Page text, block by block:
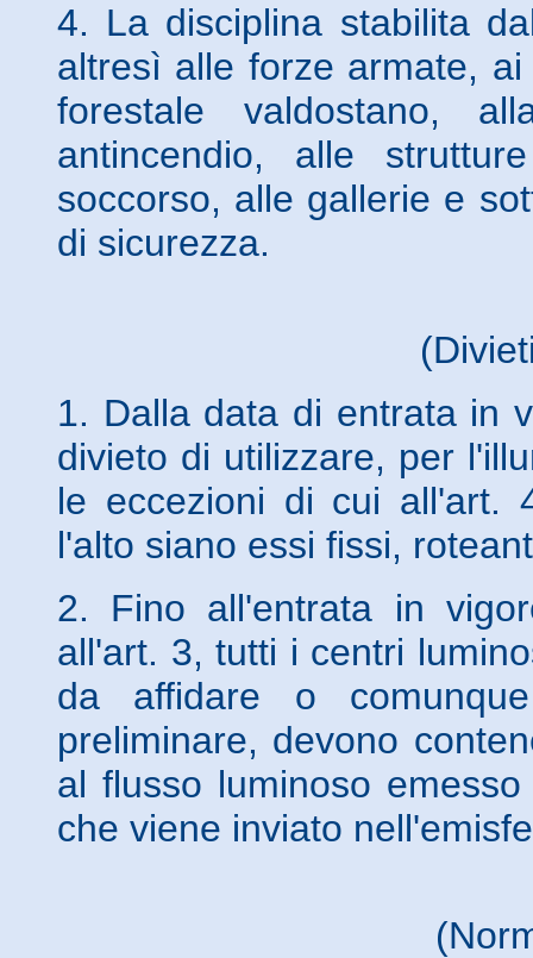
4. La disciplina stabilita
altresì alle forze armate,
forestale valdostano,
antincendio, alle
soccorso, alle gallerie e
di sicurezza.
1. Dalla data di entrata in
divieto di utilizzare, per
le eccezioni di cui all'art.
l'alto siano essi fissi,
2. Fino all'entrata in
all'art. 3, tutti i centri
da affidare o
preliminare, devono
al flusso luminoso
che viene inviato